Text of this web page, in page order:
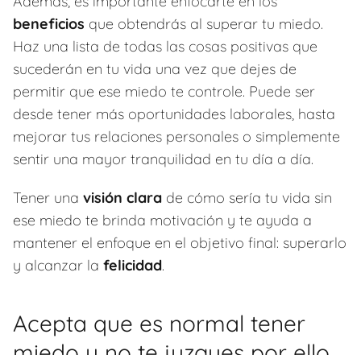
beneficios que obtendrás al superar tu miedo.
Haz una lista de todas las cosas positivas que
sucederán en tu vida una vez que dejes de
permitir que ese miedo te controle. Puede ser
desde tener más oportunidades laborales, hasta
mejorar tus relaciones personales o simplemente
sentir una mayor tranquilidad en tu día a día.
Tener una visión clara de cómo sería tu vida sin
ese miedo te brinda motivación y te ayuda a
mantener el enfoque en el objetivo final: superarlo
y alcanzar la felicidad.
Acepta que es normal tener